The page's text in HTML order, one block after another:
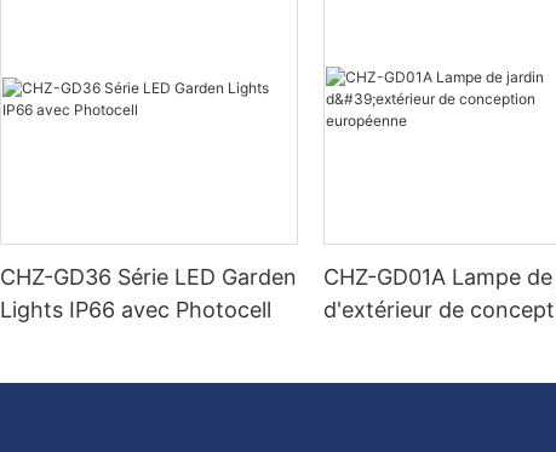
CHZ-GD36 Série LED Garden
Lights IP66 avec Photocell
CHZ-GD01A Lampe
d'extérieur de